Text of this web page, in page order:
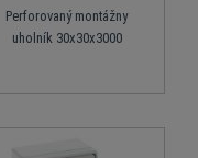
Perforovaný montážny
uholník 30x30x3000